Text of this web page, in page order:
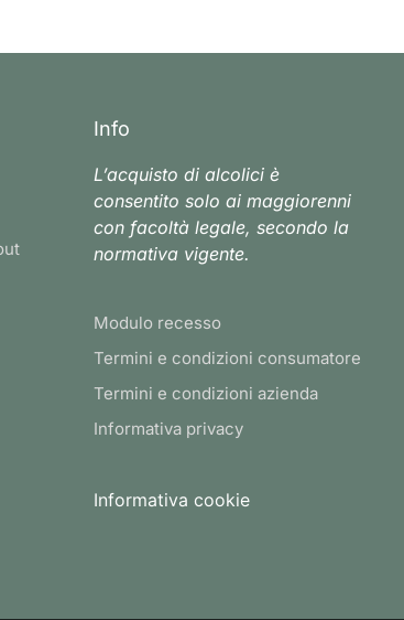
Info
L’acquisto di alcolici è
consentito solo ai maggiorenni
con facoltà legale, secondo la
normativa vigente.
Modulo recesso
Termini e condizioni consumatore
Termini e condizioni azienda
Informativa privacy
Informativa cookie